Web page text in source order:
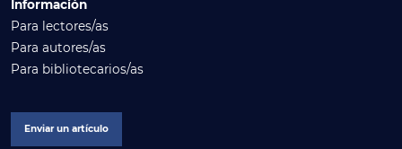
Información
Para lectores/as
Para autores/as
Para bibliotecarios/as
Enviar un artículo